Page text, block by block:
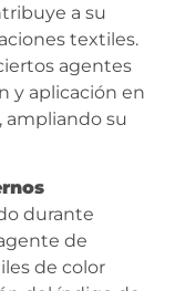
a su
textiles.
agentes
y aplicación en
ampliando su
durante
de
de color